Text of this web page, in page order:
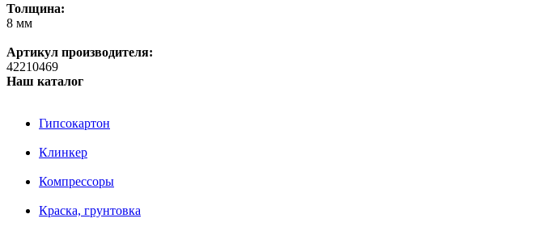
Толщина:
8 мм
Артикул производителя:
42210469
Наш каталог
Гипсокартон
Клинкер
Компрессоры
Краска, грунтовка